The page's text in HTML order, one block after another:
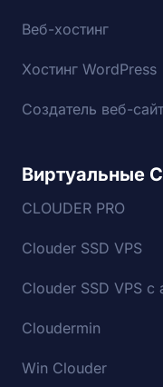
Веб-хостинг
Хостинг WordPress
Создатель веб-
Виртуальные
CLOUDER PRO
Clouder SSD VPS
Clouder SSD VPS
Cloudermin
Win Clouder